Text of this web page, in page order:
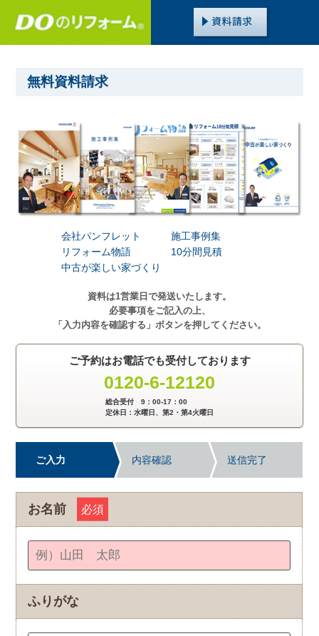
無料資料請求
会社パンフレット
施工事例集
リフォーム物語
10分間見積
中古が楽しい家づくり
資料は1営業日で発送いたします。
必要事項をご記入の上、
「入力内容を確認する」ボタンを押してください。
ご予約はお電話でも受付しております
0120-6-12120
総合受付 9：00-17：00
定休日：水曜日、第2・第4火曜日
ご入力 内容確認 送信完了
お名前 必須
ふりがな